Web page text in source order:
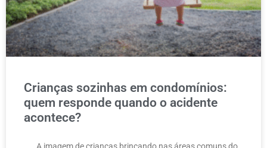
Crianças sozinhas em condomínios:
quem responde quando o acidente
acontece?